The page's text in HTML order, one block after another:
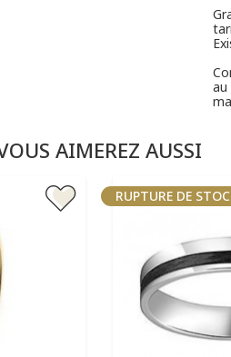
au
AIMEREZ AUSSI
RUPTURE DE